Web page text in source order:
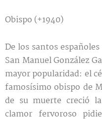
Obispo (+1940)
De los santos
San Manuel González
mayor popularidad: el
famosísimo obispo de
de su muerte creció
clamor fervoroso